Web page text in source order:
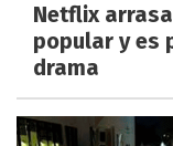
Netflix
popular y es
drama